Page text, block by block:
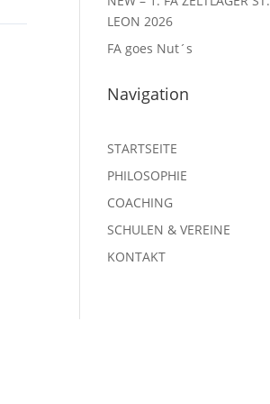
LEON 2026
FA goes Nut´s
Navigation
STARTSEITE
PHILOSOPHIE
COACHING
SCHULEN & VEREINE
KONTAKT